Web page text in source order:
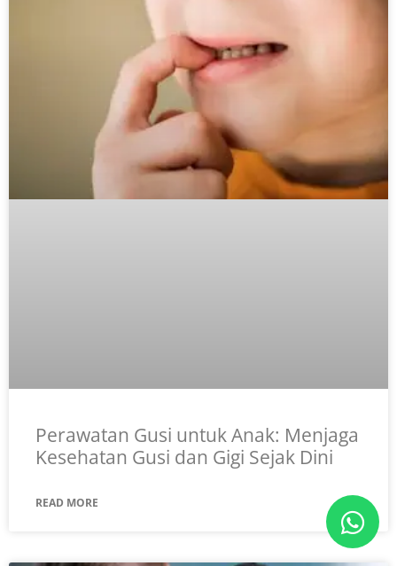
Perawatan Gusi untuk Anak: Menjaga
Kesehatan Gusi dan Gigi Sejak Dini
READ MORE